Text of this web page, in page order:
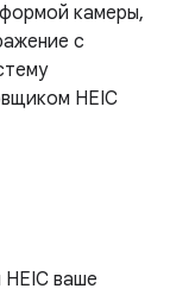
камеры,
с
HEIC
ваше